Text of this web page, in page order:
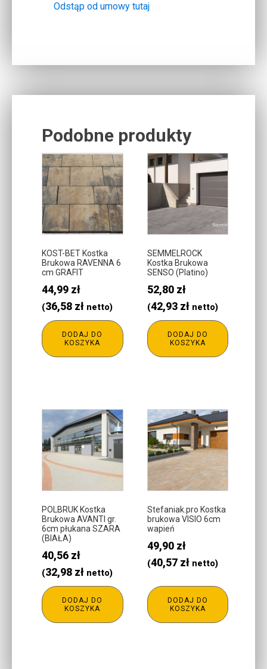
Odstąp od umowy tutaj
Podobne produkty
KOST-BET Kostka
Brukowa RAVENNA 6
cm GRAFIT
44,99 zł
(36,58 zł netto)
DODAJ DO
KOSZYKA
SEMMELROCK
Kostka Brukowa
SENSO (Platino)
52,80 zł
(42,93 złnetto)
DODAJ DO
KOSZYKA
POLBRUK Kostka
Brukowa AVANTI gr.
6cm płukana SZARA
(BIAŁA)
40,56 zł
(32,98 zł netto)
DODAJ DO
KOSZYKA
Stefaniak.pro Kostka
brukowa VISIO 6cm
wapień
49,90 zł
(40,57 złnetto)
DODAJ DO
KOSZYKA